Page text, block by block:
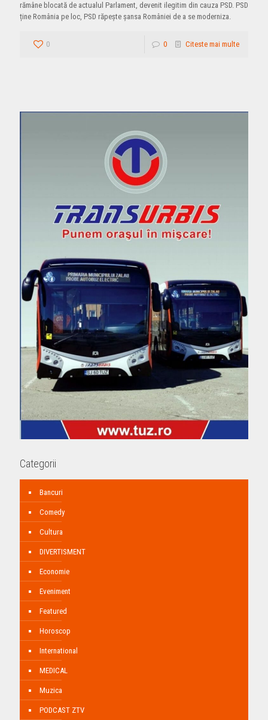
rămâne blocată de actualul Parlament, devenit ilegitim din cauza PSD. PSD
ține România pe loc, PSD răpește șansa României de a se moderniza.
0 0 Citeste mai multe
Categorii
Bancuri
Comedy
Cultura
DIVERTISMENT
Economie
Eveniment
Featured
Horoscop
International
MEDICAL
Muzica
PODCAST ZTV